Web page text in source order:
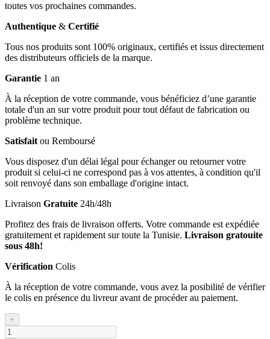
toutes vos prochaines commandes.
Authentique & Certifié
Tous nos produits sont 100% originaux, certifiés et issus directement
des distributeurs officiels de la marque.
Garantie 1 an
À la réception de votre commande, vous bénéficiez d’une garantie
totale d'un an sur votre produit pour tout défaut de fabrication ou
problème technique.
Satisfait ou Remboursé
Vous disposez d'un délai légal pour échanger ou retourner votre
produit si celui-ci ne correspond pas à vos attentes, à condition qu'il
soit renvoyé dans son emballage d'origine intact.
Livraison Gratuite 24h/48h
Profitez des frais de livraison offerts. Votre commande est expédiée
gratuitement et rapidement sur toute la Tunisie. Livraison gratouite
sous 48h!
Vérification Colis
À la réception de votre commande, vous avez la posibilité de vérifier
le colis en présence du livreur avant de procéder au paiement.
+